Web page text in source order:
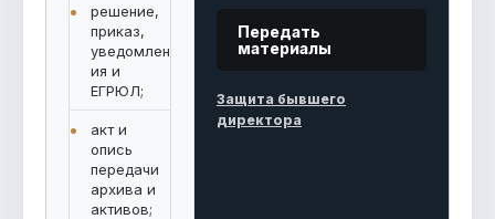
решение,
приказ,
уведомлен
ия и
ЕГРЮЛ;
акт и
опись
передачи
архива и
активов;
Передать
материалы
Защита бывшего
директора